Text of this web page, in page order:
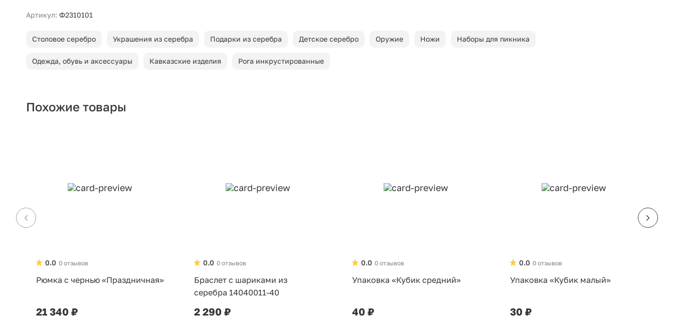
Артикул: Ф2310101
Столовое серебро Украшения из серебра Подарки из серебра Детское серебро Оружие Ножи Наборы для пикника
Одежда, обувь и аксессуары Кавказские изделия Рога инкрустированные
Похожие товары
0 отзывов
0.0
Рюмка с чернью «Праздничная»
21 340 ₽
0 отзывов
0.0
Браслет с шариками из
серебра 14040011-40
2 290 ₽
0 отзывов
0.0
Упаковка «Кубик средний»
40 ₽
0 отзывов
0.0
Упаковка «Кубик малый»
30 ₽